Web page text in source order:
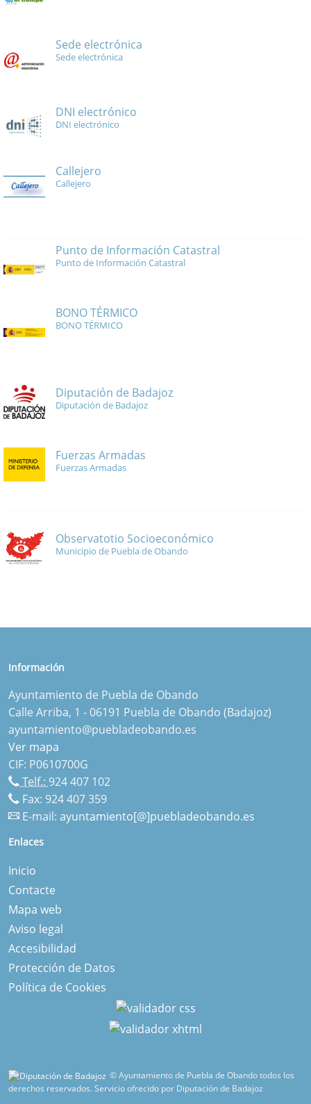
Sede electrónica
Sede electrónica
DNI electrónico
DNI electrónico
Callejero
Callejero
Punto de Información Catastral
Punto de Información Catastral
BONO TÉRMICO
BONO TÉRMICO
Diputación de Badajoz
Diputación de Badajoz
Fuerzas Armadas
Fuerzas Armadas
Observatotio Socioeconómico
Municipio de Puebla de Obando
Información
Ayuntamiento de Puebla de Obando
Calle Arriba, 1 - 06191 Puebla de Obando (Badajoz)
ayuntamiento@puebladeobando.es
Ver mapa
CIF: P0610700G
Telf.:924 407 102
Fax: 924 407 359
E-mail: ayuntamiento[@]puebladeobando.es
Enlaces
Inicio
Contacte
Mapa web
Aviso legal
Accesibilidad
Protección de Datos
Política de Cookies
© Ayuntamiento de Puebla de Obando todos los
derechos reservados.Servicio ofrecido por Diputación de Badajoz